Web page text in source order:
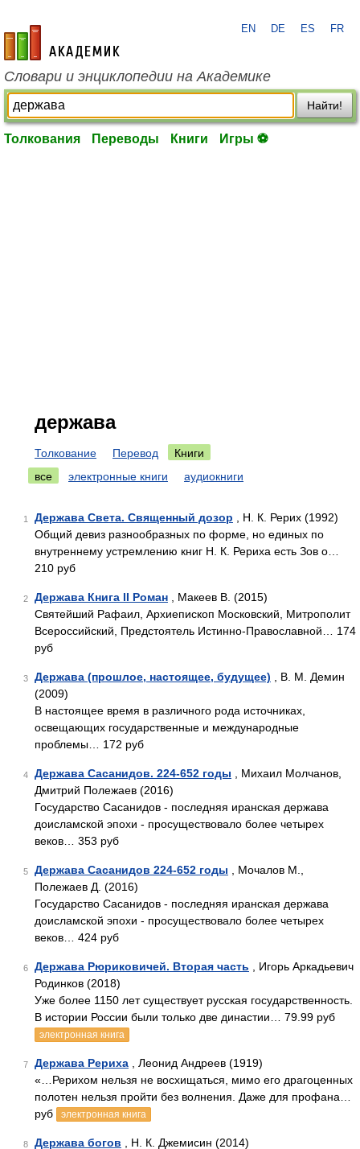
academic.ru
EN DE ES FR
Словари и энциклопедии на Академике
Найти!
Толкования Переводы Книги Игры ⚽
держава
Толкование Перевод
Книги
все
электронные книги аудиокниги
1 Держава Света. Священный дозор , Н. К. Рерих (1992)
Общий девиз разнообразных по форме, но единых по
внутреннему устремлению книг Н. К. Рериха есть Зов о…
210 руб
2 Держава Книга II Роман , Макеев В. (2015)
Святейший Рафаил, Архиепископ Московский, Митрополит
Всероссийский, Предстоятель Истинно-Православной… 174
руб
3 Держава (прошлое, настоящее, будущее) , В. М. Демин
(2009)
В настоящее время в различного рода источниках,
освещающих государственные и международные
проблемы… 172 руб
4 Держава Сасанидов. 224-652 годы , Михаил Молчанов,
Дмитрий Полежаев (2016)
Государство Сасанидов - последняя иранская держава
доисламской эпохи - просуществовало более четырех
веков… 353 руб
5 Держава Сасанидов 224-652 годы , Мочалов М.,
Полежаев Д. (2016)
Государство Сасанидов - последняя иранская держава
доисламской эпохи - просуществовало более четырех
веков… 424 руб
6 Держава Рюриковичей. Вторая часть , Игорь Аркадьевич
Родинков (2018)
Уже более 1150 лет существует русская государственность.
В истории России были только две династии… 79.99 руб
электронная книга
7 Держава Рериха , Леонид Андреев (1919)
«…Рерихом нельзя не восхищаться, мимо его драгоценных
полотен нельзя пройти без волнения. Даже для профана…
руб
электронная книга
8 Держава богов , Н. К. Джемисин (2014)